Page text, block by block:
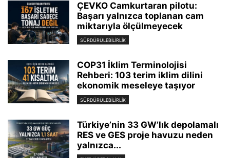
ÇEVKO Camkurtaran pilotu:
Başarı yalnızca toplanan cam
miktarıyla ölçülmeyecek
SÜRDÜRÜLEBILIRLIK
COP31 İklim Terminolojisi
Rehberi: 103 terim iklim dilini
ekonomik meseleye taşıyor
SÜRDÜRÜLEBILIRLIK
Türkiye’nin 33 GW’lık depolamalı
RES ve GES proje havuzu neden
yalnızca...